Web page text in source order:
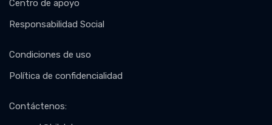
Centro de apoyo
Responsabilidad Social
Condiciones de uso
Política de confidencialidad
Contáctenos: